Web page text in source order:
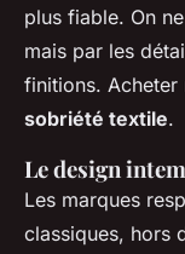
plus fiable. On
mais par les
finitions. Acheter
sobriété textile.
Le design
Les marques
classiques, hors